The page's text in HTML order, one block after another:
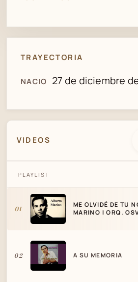
TRAYECTORIA
NACIO 27 de diciembre
VIDEOS
MARINO | ORQ.
PLAYLIST
01
ME OLVIDÉ DE TU
MARINO | ORQ.
02 A SU MEMORIA